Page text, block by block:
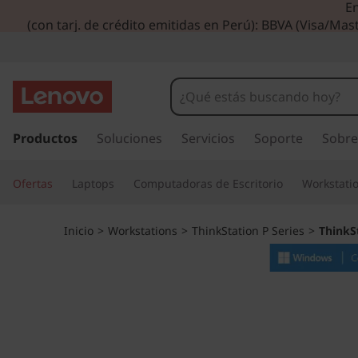
n
k
S
(con tarj. de crédito emitidas en Perú): BBVA (Visa/
r
c
Productos Soluciones Servicios Soporte
Ofertas Laptops Computadoras de Escritorio
Inicio > Workstations > ThinkStation P Series >